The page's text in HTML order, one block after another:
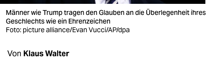
verlag
veranstaltungen
Männer wie Trump tragen den Glauben an die Überlegenheit ihres
Geschlechts wie ein Ehrenzeichen
Foto: picture alliance/Evan Vucci/AP/dpa
Von Klaus Walter